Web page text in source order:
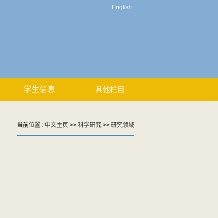
English
学生信息 其他栏目
当前位置 : 中文主页 >> 科学研究 >> 研究领域